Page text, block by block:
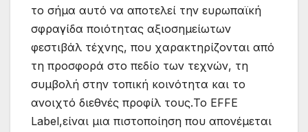
το σήμα αυτό να αποτελεί την ευρωπαϊκή
σφραγίδα ποιότητας αξιοσημείωτων
φεστιβάλ τέχνης, που χαρακτηρίζονται από
τη προσφορά στο πεδίο των τεχνών, τη
συμβολή στην τοπική κοινότητα και το
ανοιχτό διεθνές προφίλ τους.Το EFFE
Label,είναι μια πιστοποίηση που απονέμεται